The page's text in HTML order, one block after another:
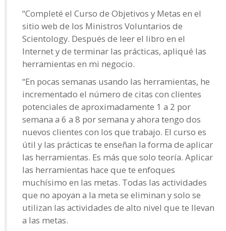
“Completé el Curso de Objetivos y Metas en el
sitio web de los Ministros Voluntarios de
Scientology. Después de leer el libro en el
Internet y de terminar las prácticas, apliqué las
herramientas en mi negocio.
“En pocas semanas usando las herramientas, he
incrementado el número de citas con clientes
potenciales de aproximadamente 1 a 2 por
semana a 6 a 8 por semana y ahora tengo dos
nuevos clientes con los que trabajo. El curso es
útil y las prácticas te enseñan la forma de aplicar
las herramientas. Es más que solo teoría. Aplicar
las herramientas hace que te enfoques
muchísimo en las metas. Todas las actividades
que no apoyan a la meta se eliminan y solo se
utilizan las actividades de alto nivel que te llevan
a las metas.